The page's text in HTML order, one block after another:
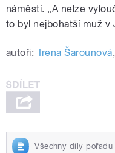
náměstí. „A nelze
to byl nejbohatší muž v
autoři: Irena Šarounová,
Všechny díly pořadu